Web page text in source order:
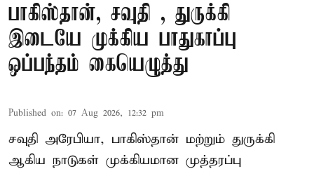
பாகிஸ்தான், சவுதி , துருக்கி
இடையே முக்கிய பாதுகாப்பு
ஒப்பந்தம் கையெழுத்து
Published on: 07 Aug 2026, 12:32 pm
சவுதி அரேபியா, பாகிஸ்தான் மற்றும் துருக்கி
ஆகிய நாடுகள் முக்கியமான முத்தரப்பு